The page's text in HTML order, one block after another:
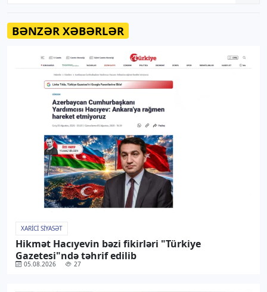
BƏNZƏR XƏBƏRLƏR
XARICI SIYASƏT
Hikmət Hacıyevin bəzi fikirləri "Türkiye
Gazetesi"ndə təhrif edilib
05.08.2026 27